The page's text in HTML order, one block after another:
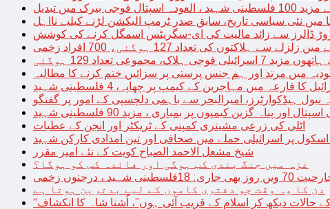
بیرک میں تبدیل
میں نئی سیاسی تاریخ، سابق صدر ٹرمپ الیکشن لڑنے کیلیے نااہل
ہلاکتوں کی تعداد 127 ہوگئی، 700 افراد زخمی
ہلاک، مجموعی تعداد 129 ہوگئی
میں مرتد اور ہم جنس پرستی پر سزائیں ختم کرنے کا مطالبہ
کا فارعہ میں مہاجرین کے کیمپ پر چھاپہ، 4 فلسطینی شہید
نیول ہیڈکوارٹرز، امیرالبحر سے باہمی دلچسپی کے امور پر گفتگو
اور پناہ گزین کیمپوں پر بمباری ، مزید 90 فلسطینی شہید
اٹلی کی زرعی مشینری کمپنی کے ٹریکٹر اور انجن کے عطیات
پر اسرائیلی حملے میں صحافی اور تین امدادی کارکن شہید
شیخ مشعل الاحمد الصباح کویت کے نئے امیر مقرر
غزہ میں جنگ بندی کب ہوگی اور فائدہ کس کو ہوگا؟
شہید ، درجنوں زخمی
دن کا وہ وقت جو دفتری کاموں کے لیے بدترین ہوتا ہے
حالات دیکھ کر اسلام کے قریب آئی ہوں”، اُشنا شاہ کا انکشاف